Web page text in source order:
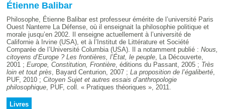
Étienne Balibar
Philosophe, Étienne Balibar est professeur émérite de l’université Paris
Ouest Nanterre La Défense, où il enseignait la philosophie politique et
morale jusqu’en 2002. Il enseigne actuellement à l’université de
Californie à Irvine (USA), et à l’Institut de Littérature et Société
Comparée de l’Université Columbia (USA). Il a notamment publié : Nous,
citoyens d’Europe ? Les frontières, l’État, le peuple, La Découverte,
2001 ; Europe, Constitution, Frontière, éditions du Passant, 2005 ; Très
loin et tout près, Bayard Centurion, 2007 ; La proposition de l’égaliberté,
PUF, 2010 ; Citoyen Sujet et autres essais d’anthropologie
philosophique, PUF, coll. « Pratiques théoriques », 2011.
Livres